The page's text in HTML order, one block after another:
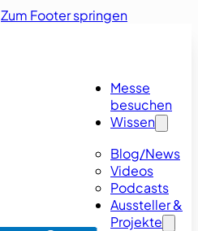
Zum Footer springen
Messe
besuchen
Wissen
Blog/News
Videos
Podcasts
Aussteller &
Projekte